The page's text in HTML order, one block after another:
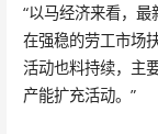
“以马经济来看，
在强稳的劳工市场
活动也料持续，主
产能扩充活动。”